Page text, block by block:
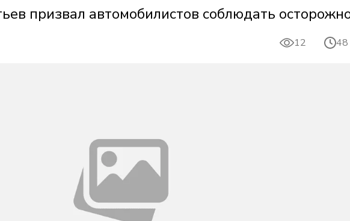
призвал автомобилистов соблюдать
12 48